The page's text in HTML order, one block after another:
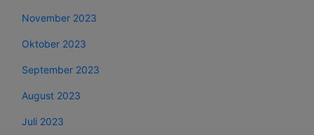
November 2023
Oktober 2023
September 2023
August 2023
Juli 2023